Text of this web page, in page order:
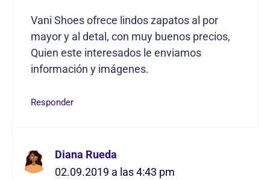
Vani Shoes ofrece lindos zapatos al por
mayor y al detal, con muy buenos precios,
Quien este interesados le enviamos
información y imágenes.
Responder
Diana Rueda
02.09.2019 a las 4:43 pm